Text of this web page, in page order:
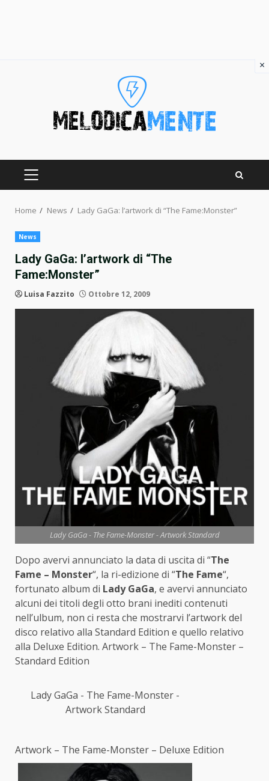
PRIMARY
Home News Lady GaGa: l’artwork di “The Fame:Monster”
News
Lady GaGa: l’artwork di “The
Fame:Monster”
Luisa Fazzito Ottobre 12, 2009
Lady GaGa - The Fame-Monster - Artwork Standard
Dopo avervi annunciato la data di uscita di “The
Fame – Monster“, la ri-edizione di “The Fame“,
fortunato album di Lady GaGa, e avervi annunciato
alcuni dei titoli degli otto brani inediti contenuti
nell’ulbum, non ci resta che mostrarvi l’artwork del
disco relativo alla Standard Edition e quello relativo
alla Deluxe Edition. Artwork – The Fame-Monster –
Standard Edition
Lady GaGa - The Fame-Monster -
Artwork Standard
Artwork – The Fame-Monster – Deluxe Edition
×